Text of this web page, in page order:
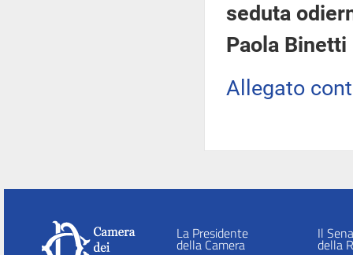
seduta
Paola
Allegato
La Presidente
della Camera
Il
della